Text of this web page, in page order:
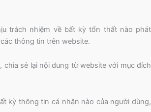
trách nhiệm về bất kỳ tổn thất nào phát
thông tin trên website.
chia sẻ lại nội dung từ website với mục đích
kỳ thông tin cá nhân nào của người dùng,